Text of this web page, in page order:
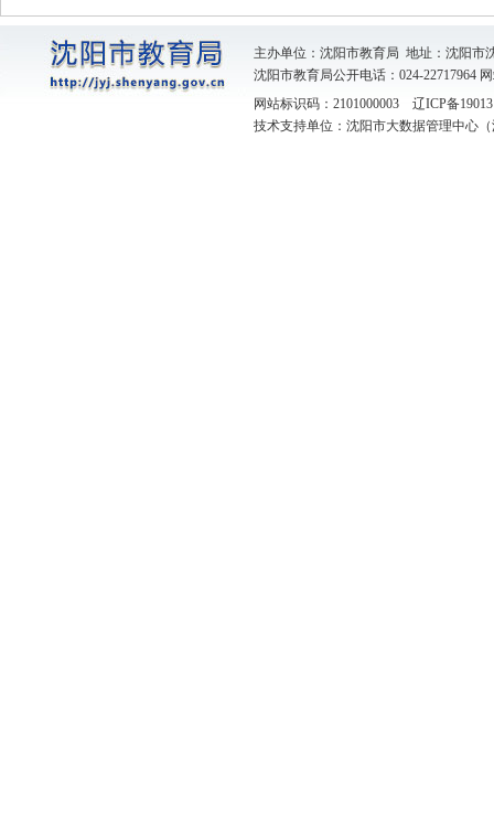
主办单位：沈阳市教育局 地址：沈阳
沈阳市教育局公开电话：024-22717964
网站标识码：2101000003 辽ICP备
技术支持单位：沈阳市大数据管理中心